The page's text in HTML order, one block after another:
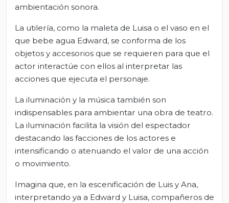
ambientación sonora.
La utilería, como la maleta de Luisa o el vaso en el
que bebe agua Edward, se conforma de los
objetos y accesorios que se requieren para que el
actor interactúe con ellos al interpretar las
acciones que ejecuta el personaje.
La iluminación y la música también son
indispensables para ambientar una obra de teatro.
La iluminación facilita la visión del espectador
destacando las facciones de los actores e
intensificando o atenuando el valor de una acción
o movimiento.
Imagina que, en la escenificación de Luis y Ana,
interpretando ya a Edward y Luisa, compañeros de